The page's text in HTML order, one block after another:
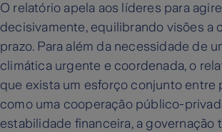
O relatório apela aos líderes para
decisivamente, equilibrando visões a
prazo. Para além da necessidade de
climática urgente e coordenada, o
que exista um esforço conjunto entre
como uma cooperação público-
estabilidade financeira, a governação